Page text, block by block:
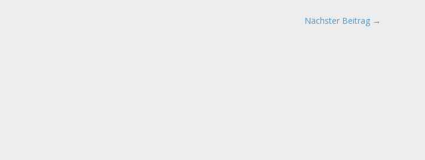
Nächster Beitrag →